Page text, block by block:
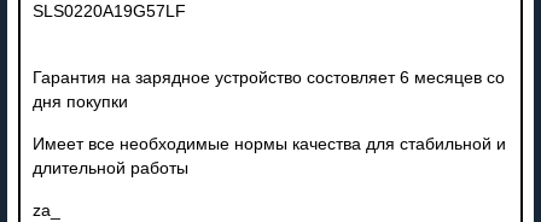
SLS0220A19G57LF
Гарантия на зарядное устройство состовляет 6 месяцев со
дня покупки
Имеет все необходимые нормы качества для стабильной и
длительной работы
za_